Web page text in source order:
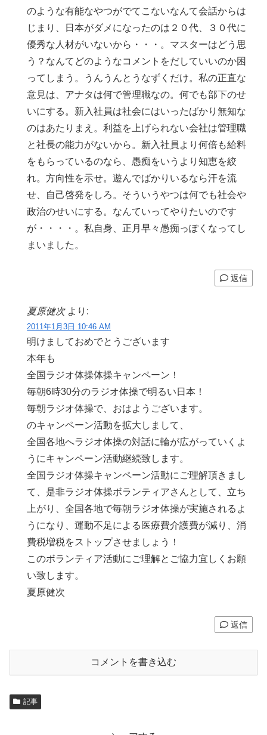
のような有能なやつがでてこないなんて会話からは
じまり、日本がダメになったのは２０代、３０代に
優秀な人材がいないから・・・。マスターはどう思
う？なんてどのようなコメントをだしていいのか困
ってしまう。うんうんとうなずくだけ。私の正直な
意見は、アナタは何で管理職なの。何でも部下のせ
いにする。新入社員は社会にはいったばかり無知な
のはあたりまえ。利益を上げられない会社は管理職
と社長の能力がないから。新入社員より何倍も給料
をもらっているのなら、愚痴をいうより知恵を絞
れ。方向性を示せ。遊んでばかりいるなら汗を流
せ、自己啓発をしろ。そういうやつは何でも社会や
政治のせいにする。なんていってやりたいのです
が・・・・。私自身、正月早々愚痴っぽくなってし
まいました。
返信
夏原健次 より:
2011年1月3日 10:46 AM
明けましておめでとうございます
本年も
全国ラジオ体操体操キャンペーン！
毎朝6時30分のラジオ体操で明るい日本！
毎朝ラジオ体操で、おはようございます。
のキャンペーン活動を拡大しまして、
全国各地へラジオ体操の対話に輪が広がっていくよ
うにキャンペーン活動継続致します。
全国ラジオ体操キャンペーン活動にご理解頂きまし
て、是非ラジオ体操ボランティアさんとして、立ち
上がり、全国各地で毎朝ラジオ体操が実施されるよ
うになり、運動不足による医療費介護費が減り、消
費税増税をストップさせましょう！
このボランティア活動にご理解とご協力宜しくお願
い致します。
夏原健次
返信
コメントを書き込む
記事